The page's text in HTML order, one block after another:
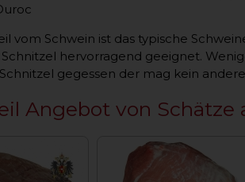
vom Schwein ist das typische
hervorragend geeignet.
gegessen der mag kein
Angebot von Schätze